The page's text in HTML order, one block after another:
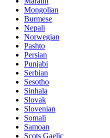
Mongolian
Burmese
Nepali
Norwegian
Pashto
Persian
Punjabi
Serbian
Sesotho
Sinhala
Slovak
Slovenian
Somali
Samoan
Scots Gaelic